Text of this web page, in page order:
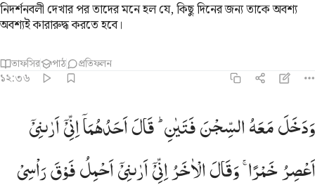
নিদর্শনবলী দেখার পর তাদের মনে হল যে, কিছু দিনের জন্য তাকে অবশ্য
অবশ্যই কারারুদ্ধ করতে হবে।
তাফসির পাঠ প্রতিফলন
১২:৩৬
ودخل معه السجن فتيان قال احدهما اني اراني اعصر خمرا وقال الاخر
وَدَخَلَ مَعَهُ ٱلسِّجْنَ فَتَيَانِ ۖ قَالَ أَحَدُهُمَآ إِنِّىٓ أَرَىٰنِىٓ أَعْصِرُ
وَدَخَلَمَعَهُالسِّجْنَفَتَیٰنِ ؕ قَالَاَحَدُهُمَاۤاِنِّیْۤاَرٰىنِیْۤ
اَعْصِرُخَمْرًا ۚ وَقَالَالْاٰخَرُاِنِّیْۤاَرٰىنِیْۤاَحْمِلُفَوْقَرَاْسِیْ